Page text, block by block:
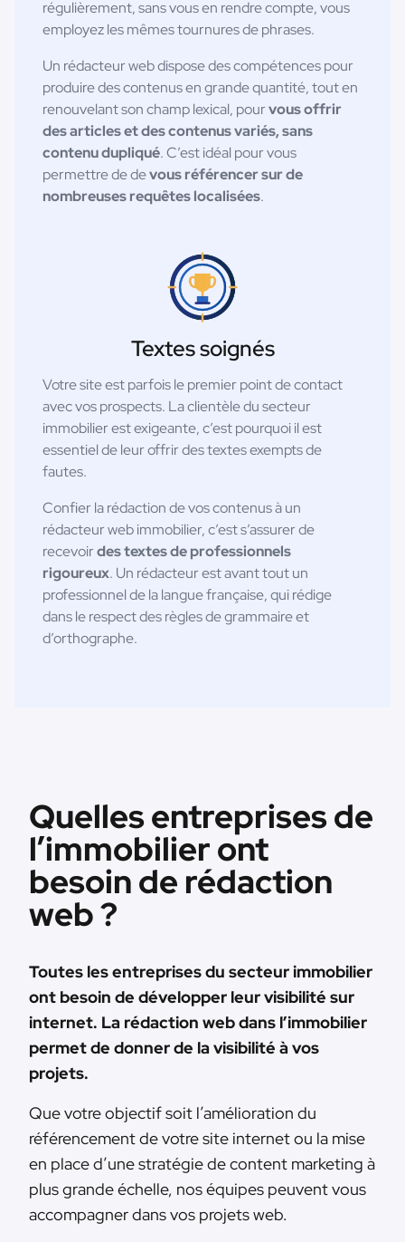
régulièrement, sans vous en rendre compte, vous
employez les mêmes tournures de phrases.
Un rédacteur web dispose des compétences pour
produire des contenus en grande quantité, tout en
renouvelant son champ lexical, pourvous offrir
des articles et des contenus variés, sans
contenu dupliqué. C’est idéal pour vous
permettre de devous référencer sur de
nombreuses requêtes localisées.
Textes soignés
Votre site est parfois le premier point de contact
avec vos prospects. La clientèle du secteur
immobilier est exigeante, c’est pourquoi il est
essentiel de leur offrir des textes exempts de
fautes.
Confier la rédaction de vos contenus à un
rédacteur web immobilier, c’est s’assurer de
recevoirdes textes de professionnels
rigoureux. Un rédacteur est avant tout un
professionnel de la langue française, qui rédige
dans le respect des règles de grammaire et
d’orthographe.
Quelles entreprises de
l’immobilier ont
besoin de rédaction
web ?
Toutes les entreprises du secteur immobilier
ont besoin de développer leur visibilité sur
internet. La rédaction web dans l’immobilier
permet de donner de la visibilité à vos
projets.
Que votre objectif soit l’amélioration du
référencement de votre site internet ou la mise
en place d’une stratégie de content marketing à
plus grande échelle, nos équipes peuvent vous
accompagner dans vos projets web.